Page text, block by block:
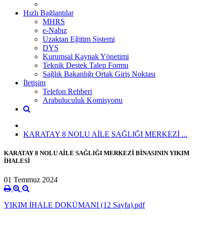
Hızlı Bağlantılar
MHRS
e-Nabız
Uzaktan Eğitim Sistemi
DYS
Kurumsal Kaynak Yönetimi
Teknik Destek Talep Formu
Sağlık Bakanlığı Ortak Giriş Noktası
İletişim
Telefon Rehberi
Arabuluculuk Komisyonu
KARATAY 8 NOLU AİLE SAĞLIĞI MERKEZİ ...
KARATAY 8 NOLU AİLE SAĞLIĞI MERKEZİ BİNASININ YIKIM
İHALESİ
01 Temmuz 2024
YIKIM İHALE DOKÜMANI (12 Sayfa).pdf